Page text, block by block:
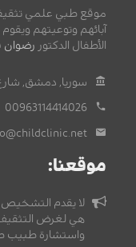
موقع طبي علمي
آبائهم وتوعيتهم
الأطفال الدكتور رضوان
سوريا, دمشق,
00963114414026
موقعنا:
لا يقدم التشخيص
هي لغرض
واستشارة طبيب